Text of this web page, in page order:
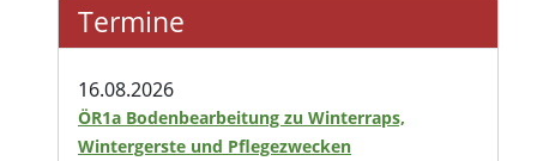
Termine
16.08.2026
ÖR1a Bodenbearbeitung zu Winterraps,
Wintergerste und Pflegezwecken